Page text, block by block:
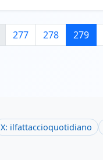
277 278 279
X: ilfattaccioquotidiano